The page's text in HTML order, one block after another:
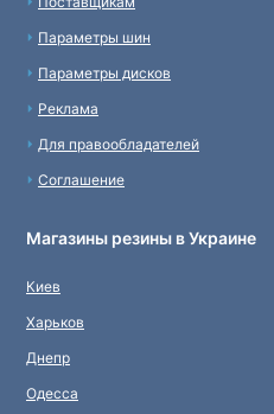
Параметры шин
Параметры дисков
Реклама
Для правообладателей
Соглашение
Магазины резины в Украине
Киев
Харьков
Днепр
Одесса